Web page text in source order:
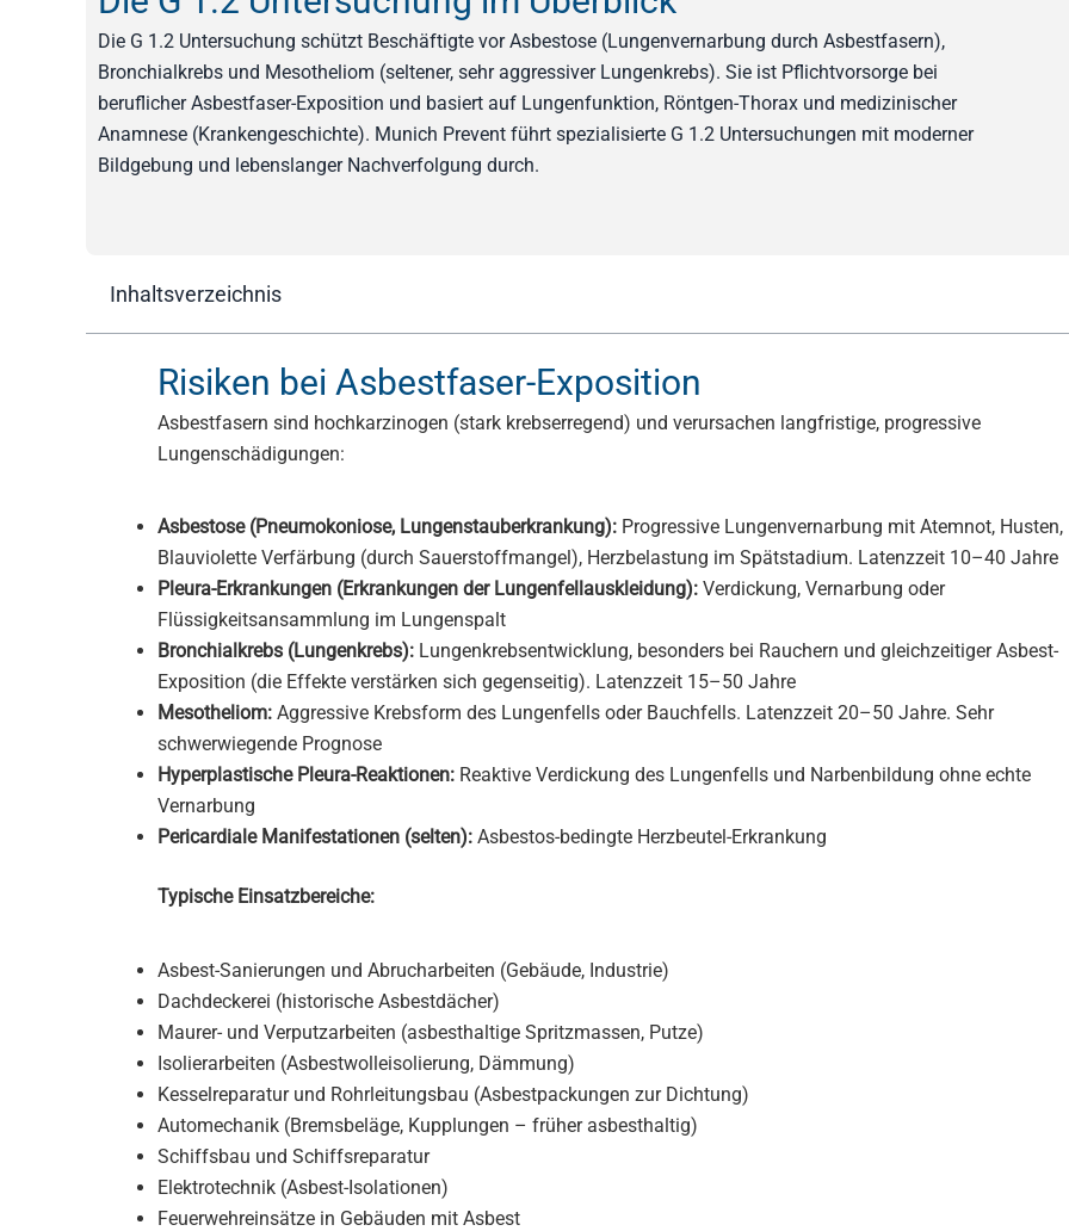
Die G 1.2 Untersuchung schützt Beschäftigte vor Asbestose (Lungenvernarbung durch Asbestfasern),
Bronchialkrebs und Mesotheliom (seltener, sehr aggressiver Lungenkrebs). Sie ist Pflichtvorsorge bei
beruflicher Asbestfaser-Exposition und basiert auf Lungenfunktion, Röntgen-Thorax und medizinischer
Anamnese (Krankengeschichte). Munich Prevent führt spezialisierte G 1.2 Untersuchungen mit moderner
Bildgebung und lebenslanger Nachverfolgung durch.
Inhaltsverzeichnis
Risiken bei Asbestfaser-Exposition
Asbestfasern sind hochkarzinogen (stark krebserregend) und verursachen langfristige, progressive
Lungenschädigungen:
Asbestose (Pneumokoniose, Lungenstauberkrankung): Progressive Lungenvernarbung mit Atemnot, Husten,
Blauviolette Verfärbung (durch Sauerstoffmangel), Herzbelastung im Spätstadium. Latenzzeit 10–40 Jahre
Pleura-Erkrankungen (Erkrankungen der Lungenfellauskleidung): Verdickung, Vernarbung oder
Flüssigkeitsansammlung im Lungenspalt
Bronchialkrebs (Lungenkrebs): Lungenkrebsentwicklung, besonders bei Rauchern und gleichzeitiger Asbest-
Exposition (die Effekte verstärken sich gegenseitig). Latenzzeit 15–50 Jahre
Mesotheliom: Aggressive Krebsform des Lungenfells oder Bauchfells. Latenzzeit 20–50 Jahre. Sehr
schwerwiegende Prognose
Hyperplastische Pleura-Reaktionen: Reaktive Verdickung des Lungenfells und Narbenbildung ohne echte
Vernarbung
Pericardiale Manifestationen (selten): Asbestos-bedingte Herzbeutel-Erkrankung
Typische Einsatzbereiche:
Asbest-Sanierungen und Abrucharbeiten (Gebäude, Industrie)
Dachdeckerei (historische Asbestdächer)
Maurer- und Verputzarbeiten (asbesthaltige Spritzmassen, Putze)
Isolierarbeiten (Asbestwolleisolierung, Dämmung)
Kesselreparatur und Rohrleitungsbau (Asbestpackungen zur Dichtung)
Automechanik (Bremsbeläge, Kupplungen – früher asbesthaltig)
Schiffsbau und Schiffsreparatur
Elektrotechnik (Asbest-Isolationen)
Feuerwehreinsätze in Gebäuden mit Asbest